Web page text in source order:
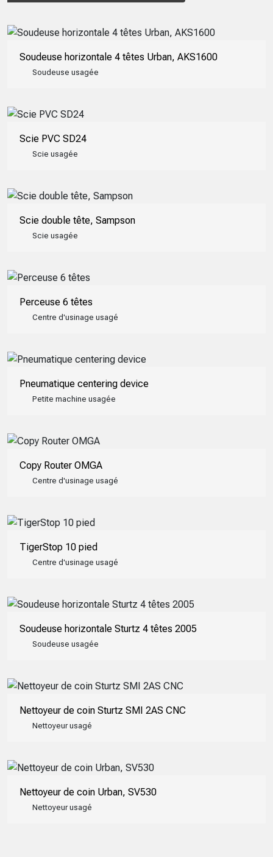
Soudeuse horizontale 4 têtes Urban, AKS1600
Soudeuse usagée
Scie PVC SD24
Scie usagée
Scie double tête, Sampson
Scie usagée
Perceuse 6 têtes
Centre d'usinage usagé
Pneumatique centering device
Petite machine usagée
Copy Router OMGA
Centre d'usinage usagé
TigerStop 10 pied
Centre d'usinage usagé
Soudeuse horizontale Sturtz 4 têtes 2005
Soudeuse usagée
Nettoyeur de coin Sturtz SMI 2AS CNC
Nettoyeur usagé
Nettoyeur de coin Urban, SV530
Nettoyeur usagé